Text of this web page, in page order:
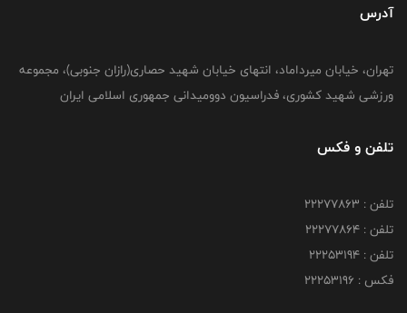
آدرس
تهران، خیابان میرداماد، انتهای خیابان شهید حصاری(رازان جنوبی)، مجموعه
ورزشی شهید کشوری، فدراسیون دوومیدانی جمهوری اسلامی ایران
تلفن و فکس
تلفن : 22277863
تلفن : 22277864
تلفن : 22253194
فکس : 22253196